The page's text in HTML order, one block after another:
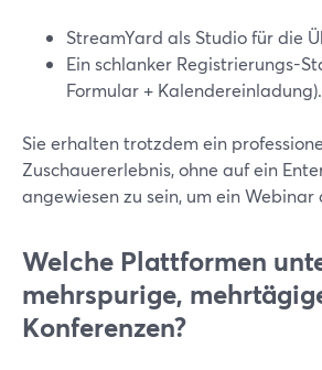
StreamYard als Studio für die
Ein schlanker Registrierungs-
Formular + Kalendereinladung).
Sie erhalten trotzdem ein
Zuschauererlebnis, ohne auf ein
angewiesen zu sein, um ein Webinar
Welche Plattformen
mehrspurige,
Konferenzen?